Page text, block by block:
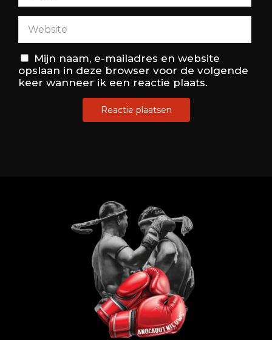
Mijn naam, e-mailadres en website
opslaan in deze browser voor de volgende
keer wanneer ik een reactie plaats.